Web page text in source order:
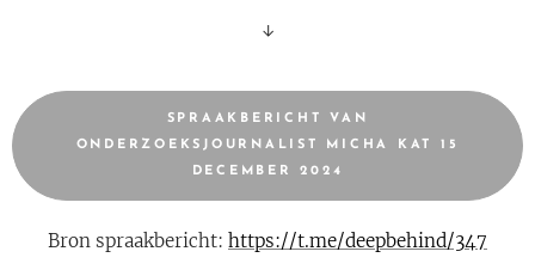
↓
SPRAAKBERICHT VAN
ONDERZOEKSJOURNALIST MICHA KAT 15
DECEMBER 2024
Bron spraakbericht: https://t.me/deepbehind/347